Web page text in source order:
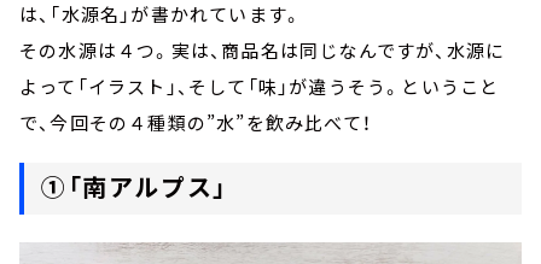
は、「水源名」が書かれています。
その水源は４つ。実は、商品名は同じなんですが、水源に
よって「イラスト」、そして「味」が違うそう。ということ
で、今回その４種類の”水”を飲み比べて！
①「南アルプス」